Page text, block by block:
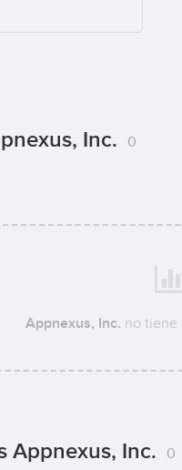
Inc. 0
Appnexus, Inc. no tiene
Appnexus, Inc. 0